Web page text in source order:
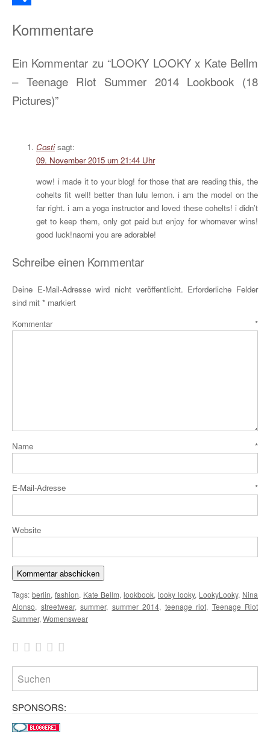
Kommentare
Ein Kommentar zu “LOOKY LOOKY x Kate Bellm
– Teenage Riot Summer 2014 Lookbook (18
Pictures)”
Costi sagt:
09. November 2015 um 21:44 Uhr
wow! i made it to your blog! for those that are reading this, the
cohelts fit well! better than lulu lemon. i am the model on the
far right. i am a yoga instructor and loved these cohelts! i didn’t
get to keep them, only got paid but enjoy for whomever wins!
good luck!naomi you are adorable!
Schreibe einen Kommentar
Deine E-Mail-Adresse wird nicht veröffentlicht. Erforderliche Felder
sind mit * markiert
Kommentar *
Name *
E-Mail-Adresse *
Website
Tags: berlin, fashion, Kate Bellm, lookbook, looky looky, LookyLooky, Nina
Alonso, streetwear, summer, summer 2014, teenage riot, Teenage Riot
Summer, Womenswear
SPONSORS: